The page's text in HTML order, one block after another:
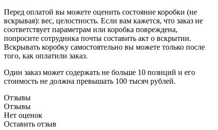
Перед оплатой вы можете оценить состояние коробки (не
вскрывая): вес, целостность. Если вам кажется, что заказ не
соответствует параметрам или коробка повреждена,
попросите сотрудника почты составить акт о вскрытии.
Вскрывать коробку самостоятельно вы можете только после
того, как оплатили заказ.
Один заказ может содержать не больше 10 позиций и его
стоимость не должна превышать 100 тысяч рублей.
Отзывы
Отзывы
Нет оценок
Оставить отзыв